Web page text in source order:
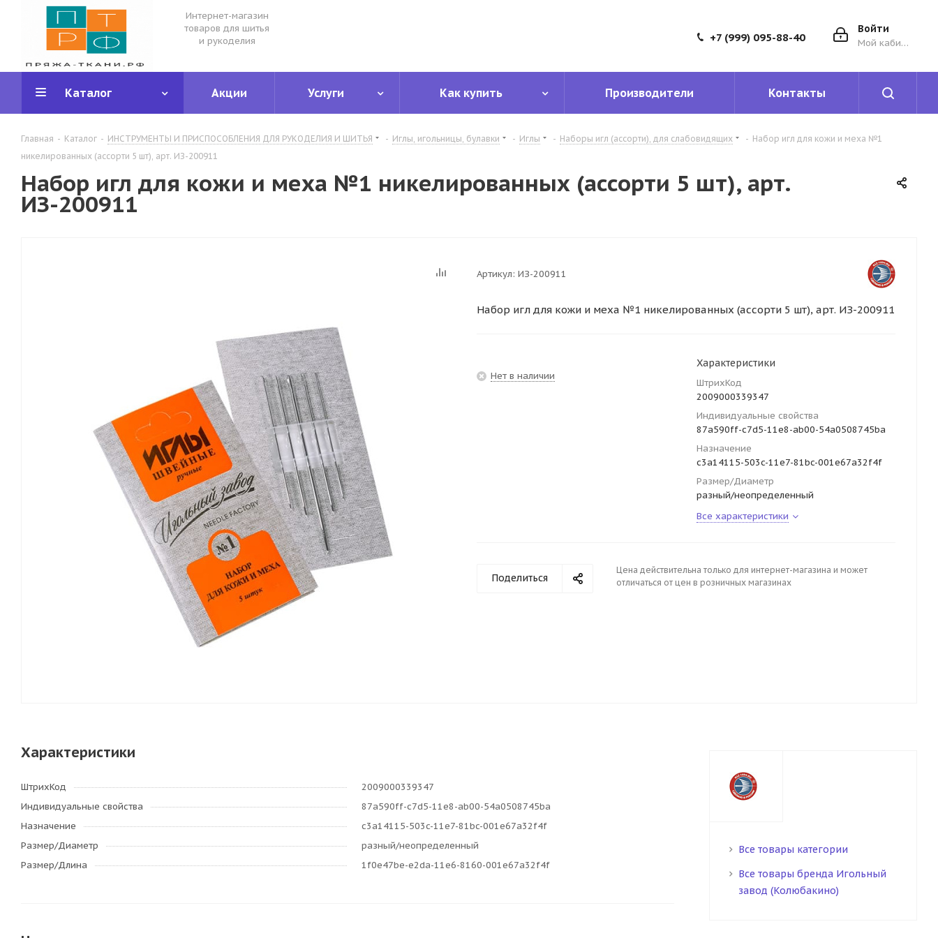
Интернет-магазин
товаров для шитья
и рукоделия
Войти
Мой кабинет
+7 (999) 095-88-40
Каталог Акции Услуги Как купить Производители Контакты
Главная - Каталог - ИНСТРУМЕНТЫ И ПРИСПОСОБЛЕНИЯ ДЛЯ РУКОДЕЛИЯ И ШИТЬЯ - Иглы, игольницы, булавки - Иглы - Наборы игл (ассорти), для слабовидящих - Набор игл для кожи и меха №1
никелированных (ассорти 5 шт), арт. ИЗ-200911
Набор игл для кожи и меха №1 никелированных (ассорти 5 шт), арт.
ИЗ-200911
Артикул: ИЗ-200911
Набор игл для кожи и меха №1 никелированных (ассорти 5 шт), арт. ИЗ-200911
Нет в наличии
Характеристики
ШтрихКод
2009000339347
Индивидуальные свойства
87a590ff-c7d5-11e8-ab00-54a0508745ba
Назначение
c3a14115-503c-11e7-81bc-001e67a32f4f
Размер/Диаметр
разный/неопределенный
Все характеристики
Поделиться
Цена действительна только для интернет-магазина и может
отличаться от цен в розничных магазинах
Характеристики
ШтрихКод
2009000339347
Индивидуальные свойства
87a590ff-c7d5-11e8-ab00-54a0508745ba
Назначение
c3a14115-503c-11e7-81bc-001e67a32f4f
Размер/Диаметр
разный/неопределенный
Размер/Длина
1f0e47be-e2da-11e6-8160-001e67a32f4f
Все товары категории
Все товары бренда Игольный
завод (Колюбакино)